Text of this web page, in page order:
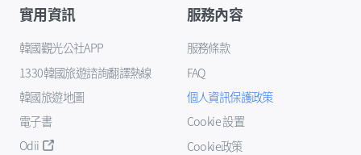
實用資訊
韓國觀光公社APP
1330韓國旅遊諮詢翻譯熱線
韓國旅遊地圖
電子書
Odii
服務內容
服務條款
FAQ
個人資訊保護政策
Cookie 設置
Cookie政策